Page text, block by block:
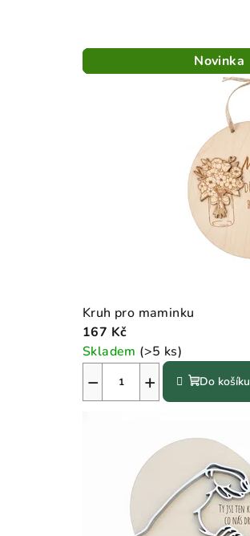
e
v
m
o
b
Novinka
Kruh pro maminku
167 Kč
Skladem (>5 ks)
+
− Do košíku
Novinka
Novinka
Novinka
Novinka